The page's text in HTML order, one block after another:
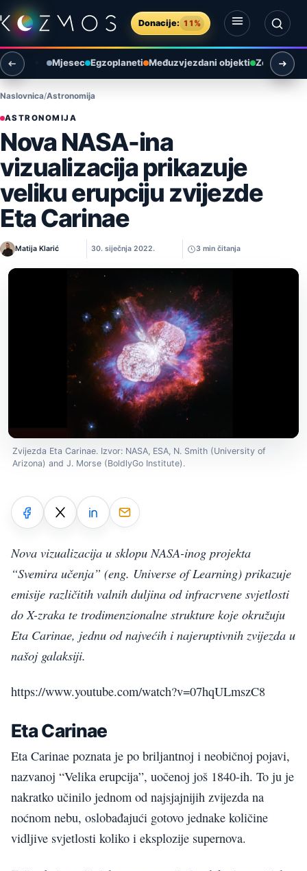
Preskoči na sadržaj
Donacije: 11%
Otvori izbornik
Otvori pretragu
Mjesec Egzoplaneti Međuzvjezdani objekti Zemlja i
Naslovnica Astronomija
ASTRONOMIJA
Nova NASA-ina
vizualizacija prikazuje
veliku erupciju zvijezde
Eta Carinae
Matija Klarić 30. siječnja 2022. 3 min čitanja
Zvijezda Eta Carinae. Izvor: NASA, ESA, N. Smith (University of
Arizona) and J. Morse (BoldlyGo Institute).
Nova vizualizacija u sklopu NASA-inog projekta
“Svemira učenja” (eng. Universe of Learning) prikazuje
emisije različitih valnih duljina od infracrvene svjetlosti
do X-zraka te trodimenzionalne strukture koje okružuju
Eta Carinae, jednu od najvećih i najeruptivnih zvijezda u
našoj galaksiji.
https://www.youtube.com/watch?v=07hqULmszC8
Eta Carinae
Eta Carinae poznata je po briljantnoj i neobičnoj pojavi,
nazvanoj “Velika erupcija”, uočenoj još 1840-ih. To ju je
nakratko učinilo jednom od najsjajnijih zvijezda na
noćnom nebu, oslobađajući gotovo jednake količine
vidljive svjetlosti koliko i eksplozije supernova.